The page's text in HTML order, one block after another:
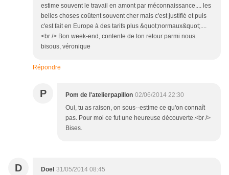
estime souvent le travail en amont par méconnaissance.... les
belles choses coûtent souvent cher mais c'est justifié et puis
c'est fait en Europe à des tarifs plus &quot;normaux&quot;....
<br /> Bon week-end, contente de ton retour parmi nous.
bisous, véronique
Répondre
P Pom de l'atelierpapillon 02/06/2014 22:30
Oui, tu as raison, on sous--estime ce qu'on connaît
pas. Pour moi ce fut une heureuse découverte.<br />
Bises.
D Doel 31/05/2014 08:45